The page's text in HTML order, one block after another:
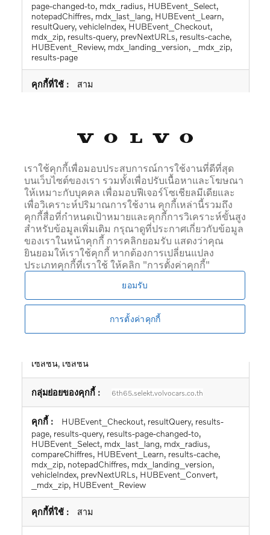
page-changed-to, mdx_radius, HUBEvent_Select,
notepadChiffres, mdx_last_lang, HUBEvent_Learn,
resultQuery, vehicleIndex, HUBEvent_Checkout,
mdx_zip, results-query, prevNextURLs, results-cache,
HUBEvent_Review, mdx_landing_version, _mdx_zip,
results-page
สาม
เซสชัน, เซสชัน, สองสามวินาที, เซสชัน, เซสชัน, เซสชัน,
6th66.selekt.volvocars.co.th
_mdx_zip, HUBEvent_Checkout, mdx_zip,
notepadChiffres, mdx_landing_version, vehicleIndex,
HUBEvent_Select, HUBEvent_Convert,
HUBEvent_Learn, mdx_radius, results-page-changed-
to, mdx_last_lang, prevNextURLs, HUBEvent_Review,
compareChiffres
สองสามวินาที, เซสชัน, สองสาม
วินาที, เซสชัน, 365 วัน, เซสชัน, เซสชัน, เซสชัน,
เซสชัน, เซสชัน
6th65.selekt.volvocars.co.th
HUBEvent_Checkout, resultQuery, results-
page, results-query, results-page-changed-to,
HUBEvent_Select, mdx_last_lang, mdx_radius,
compareChiffres, HUBEvent_Learn, results-cache,
mdx_zip, notepadChiffres, mdx_landing_version,
vehicleIndex, prevNextURLs, HUBEvent_Convert,
_mdx_zip, HUBEvent_Review
สาม
เราใช้คุกกี้เพื่อมอบประสบการณ์การใช้งานที่ดีที่สุด
บนเว็บไซต์ของเรา รวมทั้งเพื่อปรับเนื้อหาและโฆษณา
ให้เหมาะกับบุคคล เพื่อมอบฟีเจอร์โซเชียลมีเดียและ
เพื่อวิเคราะห์ปริมาณการใช้งาน คุกกี้เหล่านี้รวมถึง
คุกกี้สื่อที่กำหนดเป้าหมายและคุกกี้การวิเคราะห์ขั้นสูง
สำหรับข้อมูลเพิ่มเติม กรุณาดูที่ประกาศเกี่ยวกับข้อมูล
ของเราในหน้าคุกกี้ การคลิกยอมรับ แสดงว่าคุณ
ยินยอมให้เราใช้คุกกี้ หากต้องการเปลี่ยนแปลง
ประเภทคุกกี้ที่เราใช้ ให้คลิก "การตั้งค่าคุกกี้"
ยอมรับ
การตั้งค่าคุกกี้